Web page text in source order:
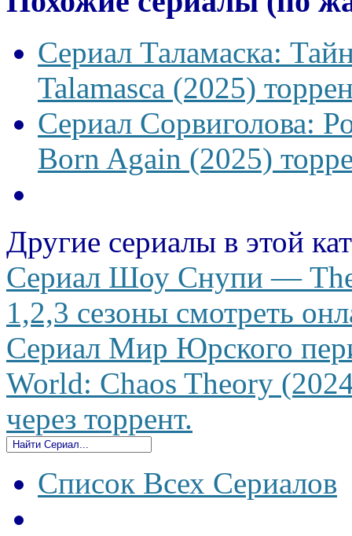
Сериал Таламаска:
Talamasca (2025)
Сериал Сорвиголова:
Born Again (2025)
Другие сериалы в этой
Сериал Шоу Снупи —
1,2,3 сезоны смотреть
Сериал Мир Юрского
World: Chaos Theory
через торрент.
Список Всех Сериалов